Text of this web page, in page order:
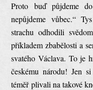
Proto buď půjdeme
nepůjdeme vůbec.“
strachu odhodili
příkladem zbabělosti a
svatého Václava. To je
českému národu! Jen
téměř plivali na takové